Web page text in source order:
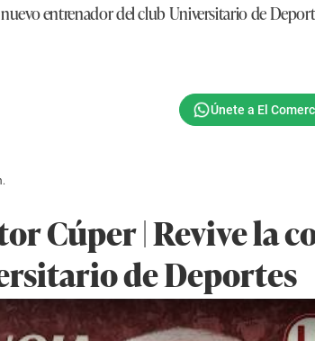
entrenador del club Universitario de
Cúper | Revive la
de Deportes